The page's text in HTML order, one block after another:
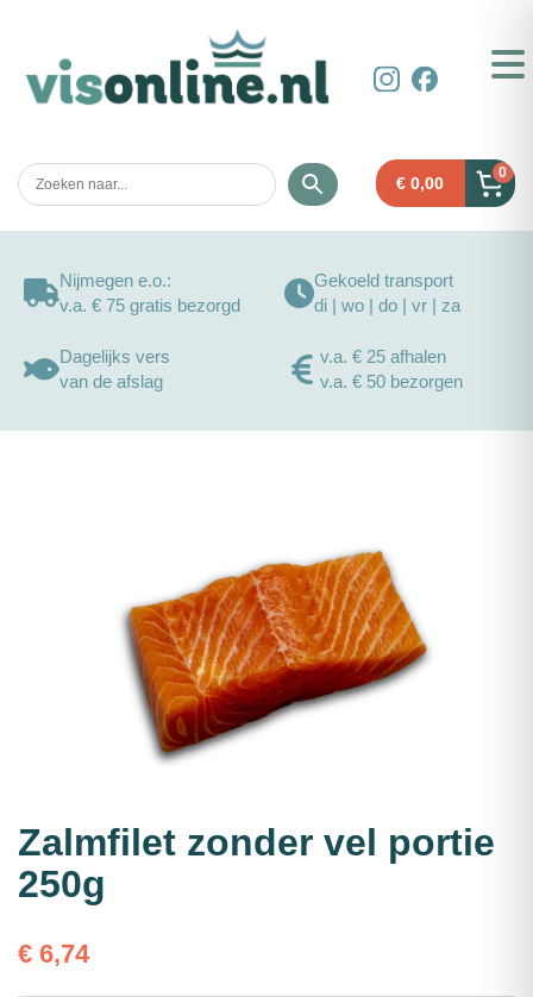
€ 0,00
0
Nijmegen e.o.:
v.a. € 75 gratis bezorgd
Gekoeld transport
di | wo | do | vr | za
Dagelijks vers
van de afslag
v.a. € 25 afhalen
v.a. € 50 bezorgen
Zalmfilet zonder vel portie
250g
€ 6,74